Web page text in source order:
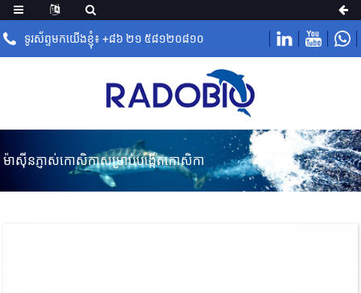
ទូរស័ព្ទមកយើងខ្ញុំ៖ +៨៦ ២១ ៥៨១២០៨១០
ម៉ាស៊ីនភ្ញាស់កោសិកាសម្រាប់បង្កើតកោសិកា